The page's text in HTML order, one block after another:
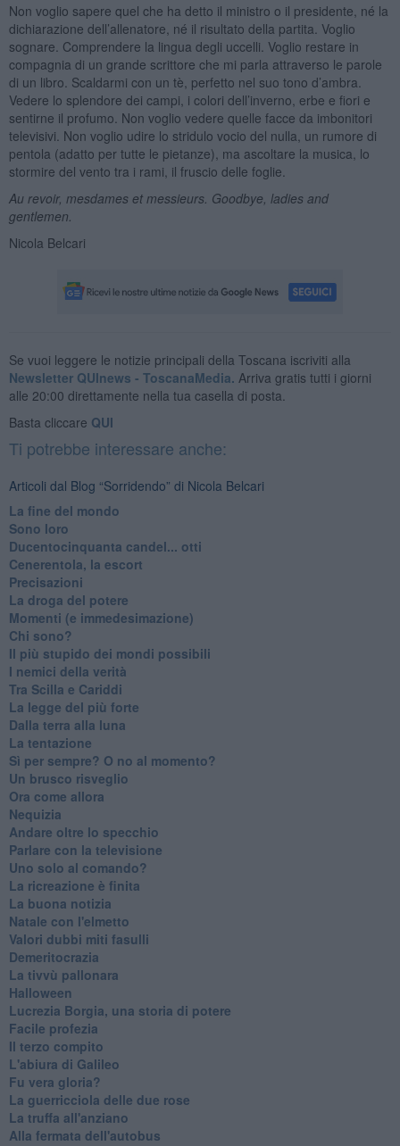
Non voglio sapere quel che ha detto il ministro o il presidente, né la
dichiarazione dell’allenatore, né il risultato della partita. Voglio
sognare. Comprendere la lingua degli uccelli. Voglio restare in
compagnia di un grande scrittore che mi parla attraverso le parole
di un libro. Scaldarmi con un tè, perfetto nel suo tono d’ambra.
Vedere lo splendore dei campi, i colori dell’inverno, erbe e fiori e
sentirne il profumo. Non voglio vedere quelle facce da imbonitori
televisivi. Non voglio udire lo stridulo vocio del nulla, un rumore di
pentola (adatto per tutte le pietanze), ma ascoltare la musica, lo
stormire del vento tra i rami, il fruscio delle foglie.
Au revoir, mesdames et messieurs. Goodbye, ladies and
gentlemen.
Nicola Belcari
Se vuoi leggere le notizie principali della Toscana iscriviti alla
Newsletter QUInews - ToscanaMedia. Arriva gratis tutti i giorni
alle 20:00 direttamente nella tua casella di posta.
Basta cliccare QUI
Ti potrebbe interessare anche:
Articoli dal Blog “Sorridendo” di Nicola Belcari
La fine del mondo
Sono loro
Ducentocinquanta candel... otti
Cenerentola, la escort
Precisazioni
La droga del potere
Momenti (e immedesimazione)
Chi sono?
Il più stupido dei mondi possibili
I nemici della verità
Tra Scilla e Cariddi
La legge del più forte
Dalla terra alla luna
La tentazione
​Sì per sempre? O no al momento?
Un brusco risveglio
Ora come allora
Nequizia
Andare oltre lo specchio
Parlare con la televisione
Uno solo al comando?
La ricreazione è finita
La buona notizia
Natale con l'elmetto
Valori dubbi miti fasulli
Demeritocrazia
La tivvù pallonara
Halloween
​Lucrezia Borgia, una storia di potere
Facile profezia
Il terzo compito
L'abiura di Galileo
Fu vera gloria?
La guerricciola delle due rose
La truffa all'anziano
Alla fermata dell'autobus